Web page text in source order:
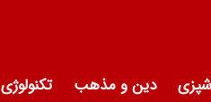
دین و مذهب تکنولوژی